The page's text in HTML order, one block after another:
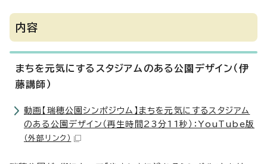
内容
まちを元気にするスタジアムのある公園デザイン（伊
藤講師）
動画【瑞穂公園シンポジウム】まちを元気にするスタジアム
のある公園デザイン（再生時間23分11秒）：YouTube版
（外部リンク）